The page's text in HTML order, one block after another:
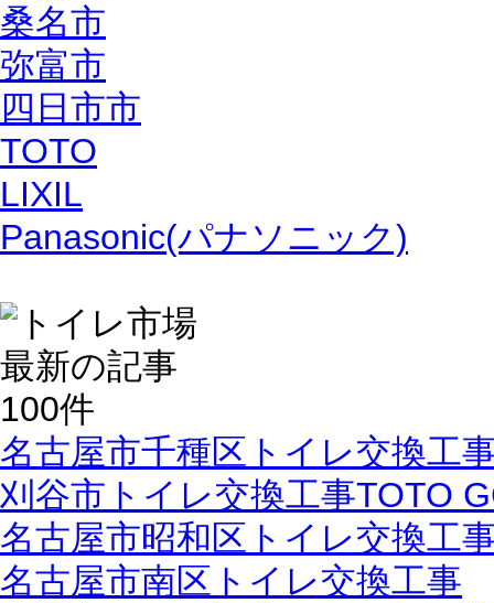
桑名市
弥富市
四日市市
TOTO
LIXIL
Panasonic(パナソニック)
名古屋市千種区トイレ交換工
刈谷市トイレ交換工事TOTO
名古屋市昭和区トイレ交換工
名古屋市南区トイレ交換工事